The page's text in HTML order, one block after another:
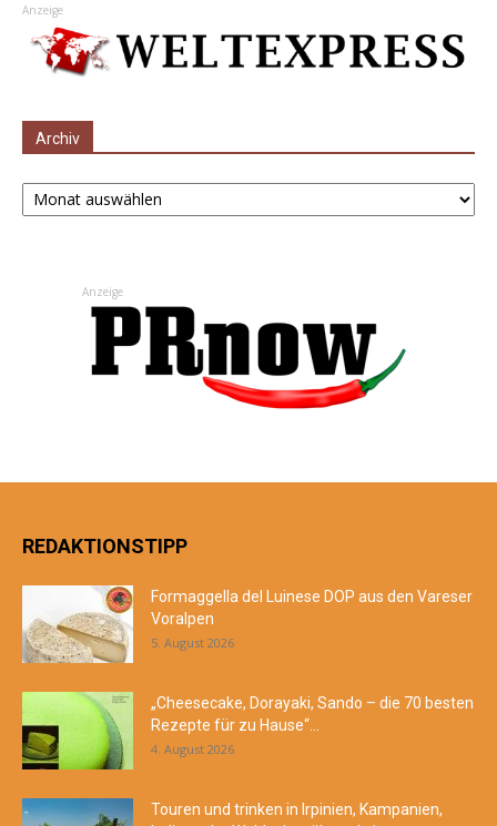
Anzeige
Archiv
Archiv
Anzeige
REDAKTIONSTIPP
Formaggella del Luinese DOP aus den Vareser
Voralpen
5. August 2026
„Cheesecake, Dorayaki, Sando – die 70 besten
Rezepte für zu Hause“...
4. August 2026
Touren und trinken in Irpinien, Kampanien,